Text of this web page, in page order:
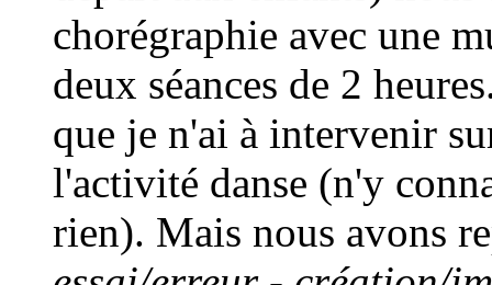
chorégraphie avec une
deux séances de 2
que je n'ai à intervenir
l'activité danse (n'y
rien). Mais nous avons